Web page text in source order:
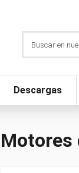
Descargas
Motores